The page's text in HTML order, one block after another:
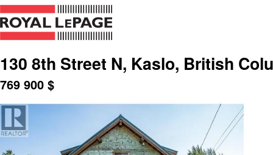
130 8th Street N, Kaslo, British
769 900 $